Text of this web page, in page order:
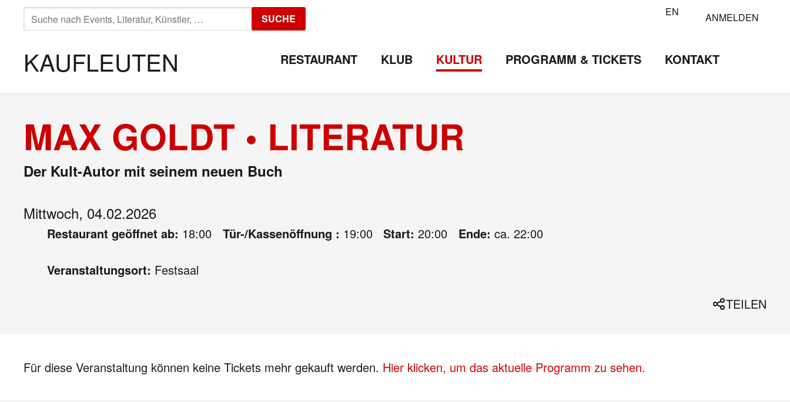
SUCHE
NACH:
SUCHE EN ANMELDEN
KAUFLEUTEN RESTAURANT KLUB KULTUR PROGRAMM & TICKETS KONTAKT
MAX GOLDT • LITERATUR
Der Kult-Autor mit seinem neuen Buch
Mittwoch, 04.02.2026
Restaurant geöffnet ab: 18:00 Tür-/Kassenöffnung : 19:00 Start: 20:00 Ende: ca. 22:00
Veranstaltungsort: Festsaal
TEILEN
Für diese Veranstaltung können keine Tickets mehr gekauft werden. Hier klicken, um das aktuelle Programm zu sehen.